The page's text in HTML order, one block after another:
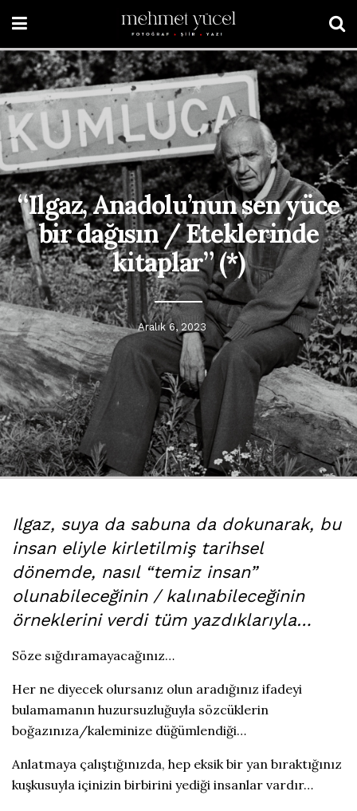
“Ilgaz, Anadolu’nun sen yüce
bir dağısın / Eteklerinde
kitaplar” (*)
Aralık 6, 2023
Ilgaz, suya da sabuna da dokunarak, bu
insan eliyle kirletilmiş tarihsel
dönemde, nasıl “temiz insan”
olunabileceğinin / kalınabileceğinin
örneklerini verdi tüm yazdıklarıyla…
Söze sığdıramayacağınız…
Her ne diyecek olursanız olun aradığınız ifadeyi
bulamamanın huzursuzluğuyla sözcüklerin
boğazınıza/kaleminize düğümlendiği…
Anlatmaya çalıştığınızda, hep eksik bir yan bıraktığınız
kuşkusuyla içinizin birbirini yediği insanlar vardır…